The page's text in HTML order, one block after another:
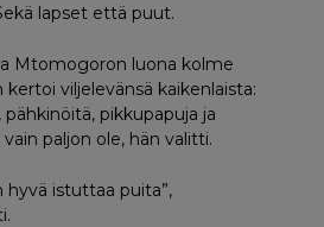
lapset että puut.
Mtomogoron luona kolme
viljelevänsä kaikenlaista:
pähkinöitä, pikkupapuja ja
paljon ole, hän valitti.
hyvä istuttaa puita”,